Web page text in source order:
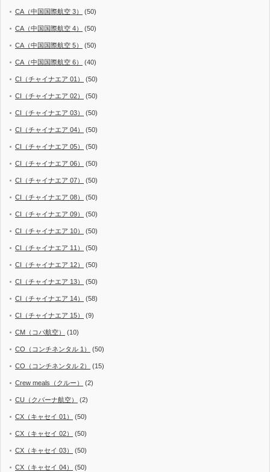
CA（中国国際航空 3） (50)
CA（中国国際航空 4） (50)
CA（中国国際航空 5） (50)
CA（中国国際航空 6） (40)
CI（チャイナエア 01） (50)
CI（チャイナエア 02） (50)
CI（チャイナエア 03） (50)
CI（チャイナエア 04） (50)
CI（チャイナエア 05） (50)
CI（チャイナエア 06） (50)
CI（チャイナエア 07） (50)
CI（チャイナエア 08） (50)
CI（チャイナエア 09） (50)
CI（チャイナエア 10） (50)
CI（チャイナエア 11） (50)
CI（チャイナエア 12） (50)
CI（チャイナエア 13） (50)
CI（チャイナエア 14） (58)
CI（チャイナエア 15） (9)
CM（コパ航空） (10)
CO（コンチネンタル 1） (50)
CO（コンチネンタル 2） (15)
Crew meals（クルー） (2)
CU（クバーナ航空） (2)
CX（キャセイ 01） (50)
CX（キャセイ 02） (50)
CX（キャセイ 03） (50)
CX（キャセイ 04） (50)